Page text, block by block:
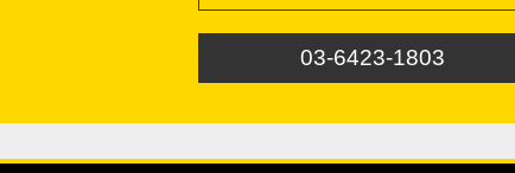
03-6423-1803